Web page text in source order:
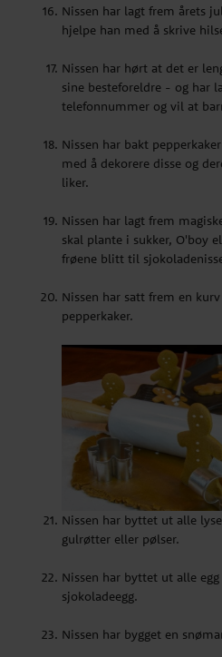
skal plante i sukker, O'boy
frøene blitt til
Nissen har byttet ut alle
gulrøtter
Nissen har byttet ut
Nissen har bygget
Nissen vil at barna skal
Nissen har gjemt en
Mens mamma og pappa
Nissen har lagt frem årets
hjelpe han med å skrive
Nissen har hørt at det er
sine besteforeldre - og har
telefonnummer og vil at
Nissen har bakt
med å dekorere disse og
liker.
Nissen har lagt frem
skal plante i sukker, O'boy
frøene blitt til
Nissen har satt frem en
pepperkaker.
Nissen har byttet ut alle
gulrøtter eller pølser.
Nissen har byttet ut alle
sjokoladeegg.
Nissen har bygget en